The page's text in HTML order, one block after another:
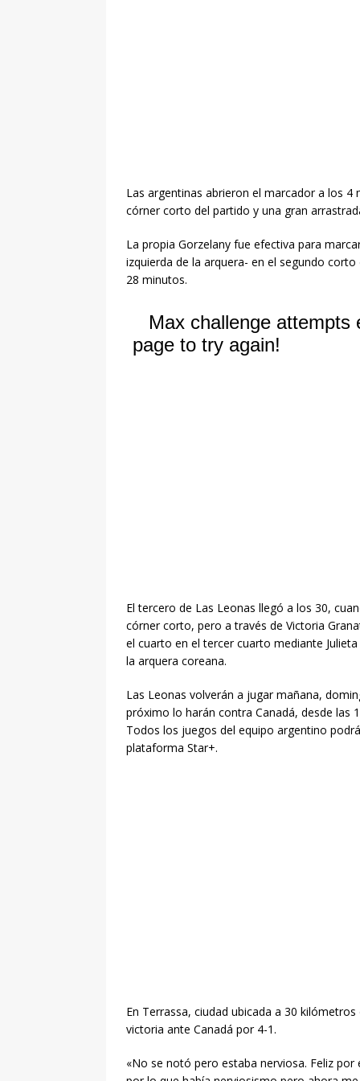
Las argentinas abrieron el marcador a los
córner corto del partido y una gran
La propia Gorzelany fue efectiva para
izquierda de la arquera- en el segundo
28 minutos.
El tercero de Las Leonas llegó a los 30,
córner corto, pero a través de Victoria
el cuarto en el tercer cuarto mediante
la arquera coreana.
Las Leonas volverán a jugar mañana,
próximo lo harán contra Canadá, desde las
Todos los juegos del equipo argentino
plataforma Star+.
En Terrassa, ciudad ubicada a 30
victoria ante Canadá por 4-1.
«No se notó pero estaba nerviosa. Feliz